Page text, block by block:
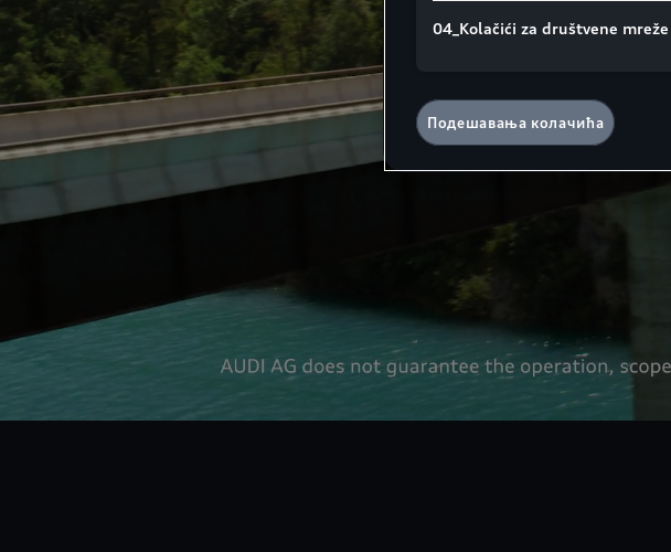
04_Kolačići za društvene mreže
Подешавања колачића